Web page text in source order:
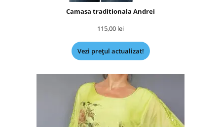
Camasa traditionala Andrei
115,00 lei
Vezi prețul actualizat!